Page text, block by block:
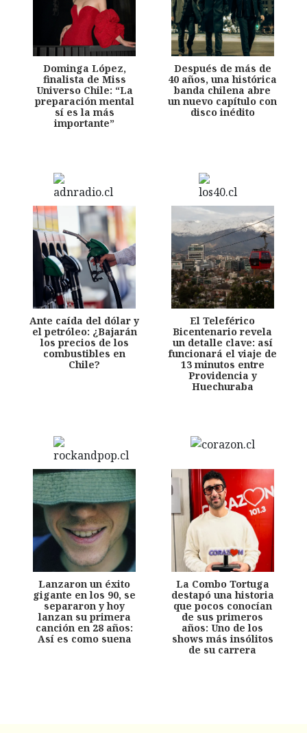
Dominga López,
finalista de Miss
Universo Chile: “La
preparación mental
sí es la más
importante”
Después de más de
40 años, una histórica
banda chilena abre
un nuevo capítulo con
disco inédito
Ante caída del dólar y
el petróleo: ¿Bajarán
los precios de los
combustibles en
Chile?
El Teleférico
Bicentenario revela
un detalle clave: así
funcionará el viaje de
13 minutos entre
Providencia y
Huechuraba
Lanzaron un éxito
gigante en los 90, se
separaron y hoy
lanzan su primera
canción en 28 años:
Así es como suena
La Combo Tortuga
destapó una historia
que pocos conocían
de sus primeros
años: Uno de los
shows más insólitos
de su carrera